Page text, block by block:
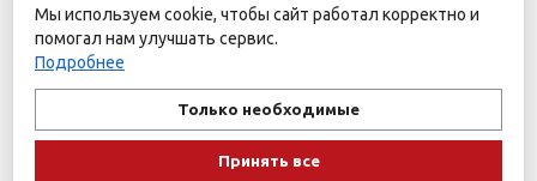
2026 © Уникальный интернет-магазин
Обращаем ваше внимание на то, что данный интернет-сайт носит
условиях не является публичной офертой, определяемой
положениями пункта 1 статьи 437 Гражданского кодекса
Российской Федерации. Для получения подробной информации о
Мы используем cookie, чтобы сайт работал корректно и
помогал нам улучшать сервис.
Подробнее
Только необходимые
Принять все